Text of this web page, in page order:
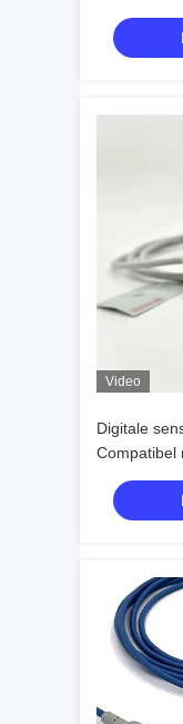
Video
Digitale
Compatibel
SpO2